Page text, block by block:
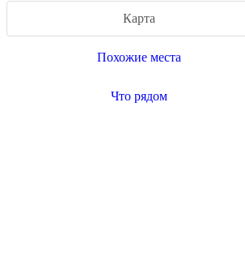
Карта
Похожие места
Что рядом